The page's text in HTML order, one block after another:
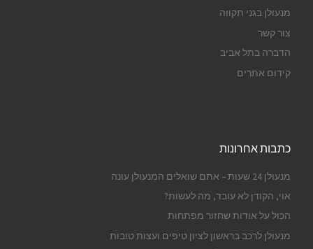
מנעולן בגני תקווה
צור קשר
הדברה בתל אביב
קידום אתרים
כתבות אחרונות
מנעולן 24 שעות – אתם שואלים המנעולן עונה
אוי, הקודן לא עובד, מה לעשות?
הכול על אודות שחזור מפתחות
מנעולן לרכב בראשון לציון טיפים ועצות טובות